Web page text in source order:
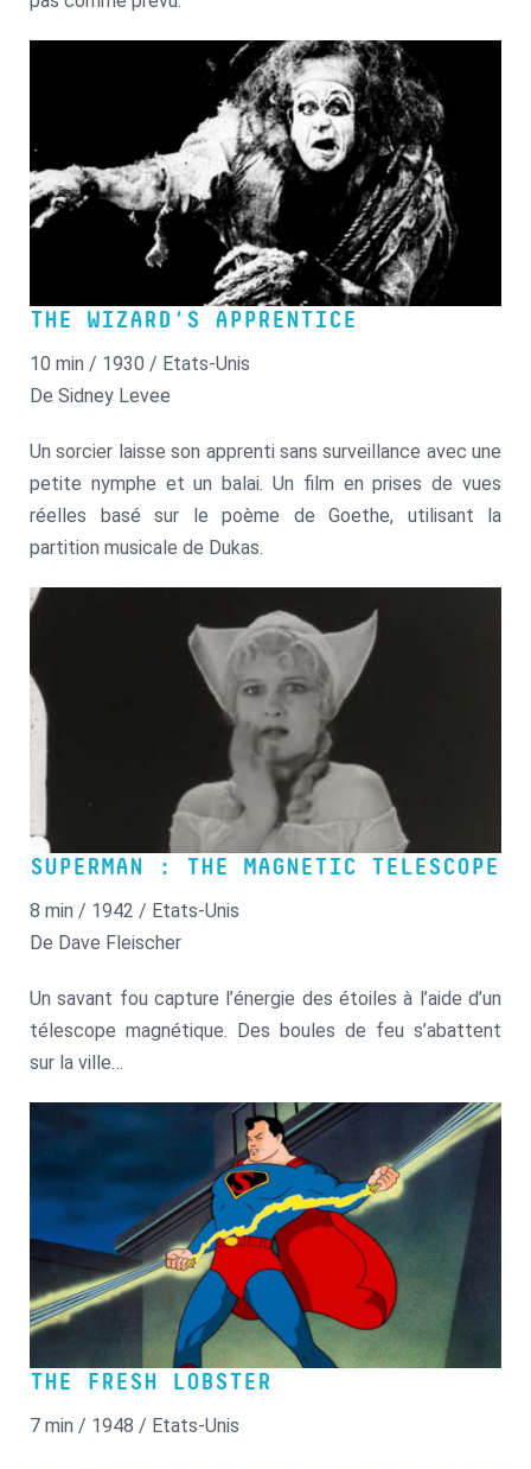
THE WIZARD’S APPRENTICE
10 min / 1930 / Etats-Unis
De Sidney Levee
Un sorcier laisse son apprenti sans surveillance avec une
petite nymphe et un balai. Un film en prises de vues
réelles basé sur le poème de Goethe, utilisant la
partition musicale de Dukas.
SUPERMAN : THE MAGNETIC TELESCOPE
8 min / 1942 / Etats-Unis
De Dave Fleischer
Un savant fou capture l’énergie des étoiles à l’aide d’un
télescope magnétique. Des boules de feu s’abattent
sur la ville…
THE FRESH LOBSTER
7 min / 1948 / Etats-Unis